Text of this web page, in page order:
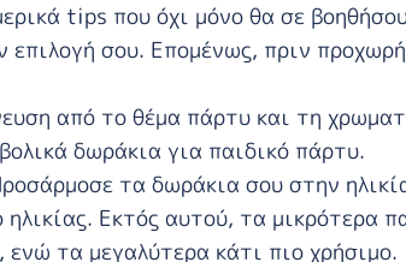
tips που όχι μόνο θα σε
επιλογή σου. Επομένως, πριν
από το θέμα πάρτυ και τη
δωράκια για παιδικό πάρτυ.
τα δωράκια σου στην
Εκτός αυτού, τα μικρότερα
ενώ τα μεγαλύτερα κάτι πιο χρήσιμο.